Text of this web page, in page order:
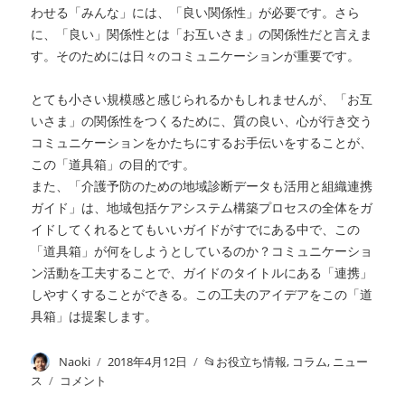
わせる「みんな」には、「良い関係性」が必要です。さら
に、「良い」関係性とは「お互いさま」の関係性だと言えま
す。そのためには日々のコミュニケーションが重要です。
とても小さい規模感と感じられるかもしれませんが、「お互
いさま」の関係性をつくるために、質の良い、心が行き交う
コミュニケーションをかたちにするお手伝いをすることが、
この「道具箱」の目的です。
また、「介護予防のための地域診断データも活用と組織連携
ガイド」は、地域包括ケアシステム構築プロセスの全体をガ
イドしてくれるとてもいいガイドがすでにある中で、この
「道具箱」が何をしようとしているのか？コミュニケーショ
ン活動を工夫することで、ガイドのタイトルにある「連携」
しやすくすることができる。この工夫のアイデアをこの「道
具箱」は提案します。
投
稿
Naoki
投
2018年4月12日
カ
お役立ち情報, コラム, ニュー
ス
地
コメント